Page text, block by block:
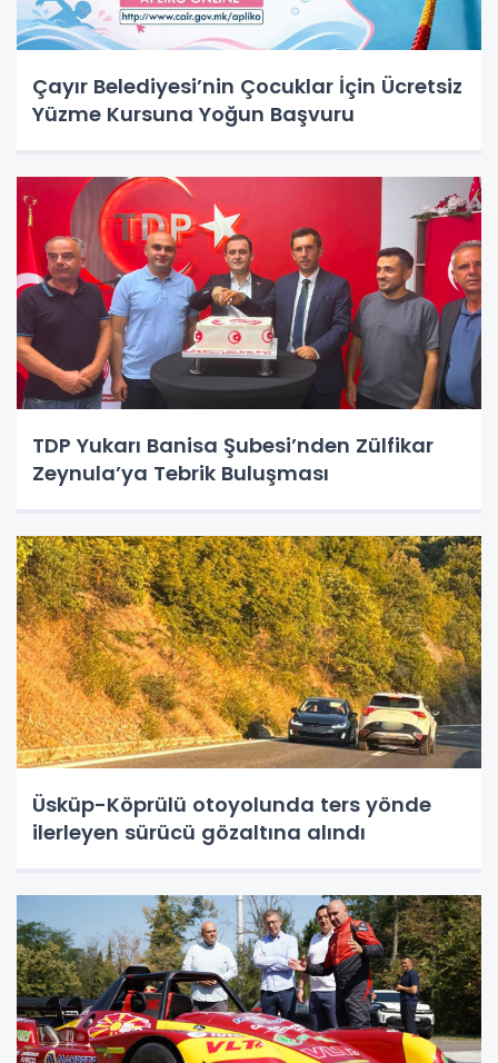
Çayır Belediyesi’nin Çocuklar İçin Ücretsiz
Yüzme Kursuna Yoğun Başvuru
TDP Yukarı Banisa Şubesi’nden Zülfikar
Zeynula’ya Tebrik Buluşması
Üsküp-Köprülü otoyolunda ters yönde
ilerleyen sürücü gözaltına alındı